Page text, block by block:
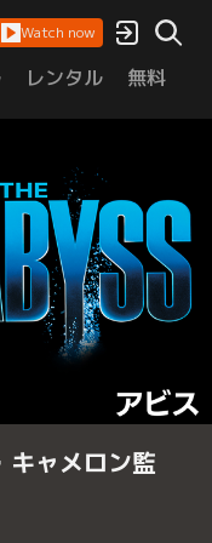
Watch now
レンタル 無料
キャメロン監